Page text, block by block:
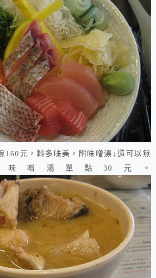
160元，料多味美，附味噌湯↓還可以無
味噌湯單點30元。